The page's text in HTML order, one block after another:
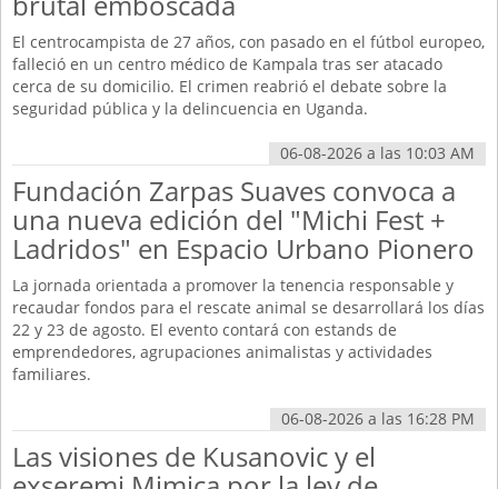
06-08-2026 a las 10:03 AM
El centrocampista de 27 años, con pasado en el fútbol europeo,
falleció en un centro médico de Kampala tras ser atacado
cerca de su domicilio. El crimen reabrió el debate sobre la
seguridad pública y la delincuencia en Uganda.
06-08-2026 a las 16:28 PM
Fundación Zarpas Suaves convoca a
una nueva edición del "Michi Fest +
Ladridos" en Espacio Urbano Pionero
La jornada orientada a promover la tenencia responsable y
recaudar fondos para el rescate animal se desarrollará los días
22 y 23 de agosto. El evento contará con estands de
emprendedores, agrupaciones animalistas y actividades
familiares.
Las visiones de Kusanovic y el